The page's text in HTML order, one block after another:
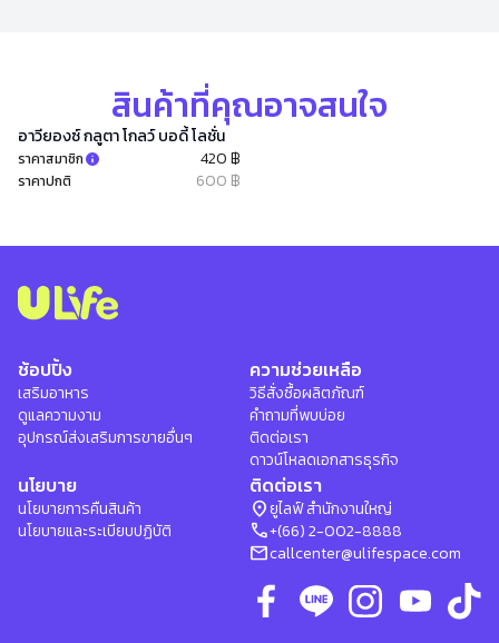
สินค้าที่คุณอาจสนใจ
อาวียองซ์ กลูตา โกลว์ บอดี้ โลชั่น
ราคาสมาชิก 420 ฿
ราคาปกติ 600 ฿
ช้อปปิ้ง
เสริมอาหาร
ดูแลความงาม
อุปกรณ์ส่งเสริมการขายอื่นๆ
ความช่วยเหลือ
วิธีสั่งซื้อผลิตภัณฑ์
คำถามที่พบบ่อย
ติดต่อเรา
ดาวน์โหลดเอกสารธุรกิจ
นโยบาย
นโยบายการคืนสินค้า
นโยบายและระเบียบปฏิบัติ
ติดต่อเรา
location_onยูไลฟ์ สำนักงานใหญ่
phone+(66) 2-002-8888
mailcallcenter@ulifespace.com